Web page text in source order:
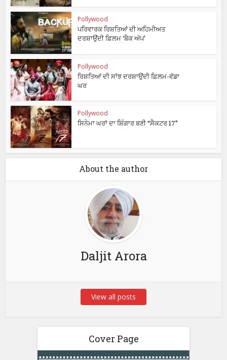
Pollywood
ਪਰਿਵਾਰਕ ਰਿਸ਼ਤਿਆਂ ਦੀ ਅਹਿਮੀਅਤ
ਦਰਸ਼ਾਉਂਦੀ ਫ਼ਿਲਮ ‘ਬੈਕ ਅੱਪ’
Pollywood
ਰਿਸ਼ਤਿਆਂ ਦੀ ਸਾਂਝ ਦਰਸ਼ਾਉਂਦੀ ਫ਼ਿਲਮ-ਵੱਡਾ
ਘਰ
Pollywood
ਸਿਨੇਮਾ ਘਰਾਂ ਦਾ ਸ਼ਿੰਗਾਰ ਬਣੀ “ਸੈਕਟਰ 17”
About the author
Daljit Arora
View all posts
Cover Page